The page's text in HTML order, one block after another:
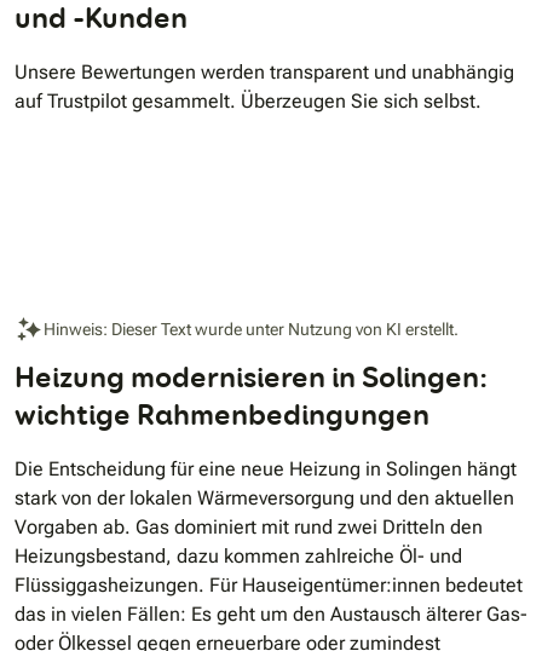
und -Kunden
Unsere Bewertungen werden transparent und unabhängig
auf Trustpilot gesammelt. Überzeugen Sie sich selbst.
Hinweis: Dieser Text wurde unter Nutzung von KI erstellt.
Heizung modernisieren in Solingen:
wichtige Rahmenbedingungen
Die Entscheidung für eine neue Heizung in Solingen hängt
stark von der lokalen Wärmeversorgung und den aktuellen
Vorgaben ab. Gas dominiert mit rund zwei Dritteln den
Heizungsbestand, dazu kommen zahlreiche Öl- und
Flüssiggasheizungen. Für Hauseigentümer:innen bedeutet
das in vielen Fällen: Es geht um den Austausch älterer Gas-
oder Ölkessel gegen erneuerbare oder zumindest